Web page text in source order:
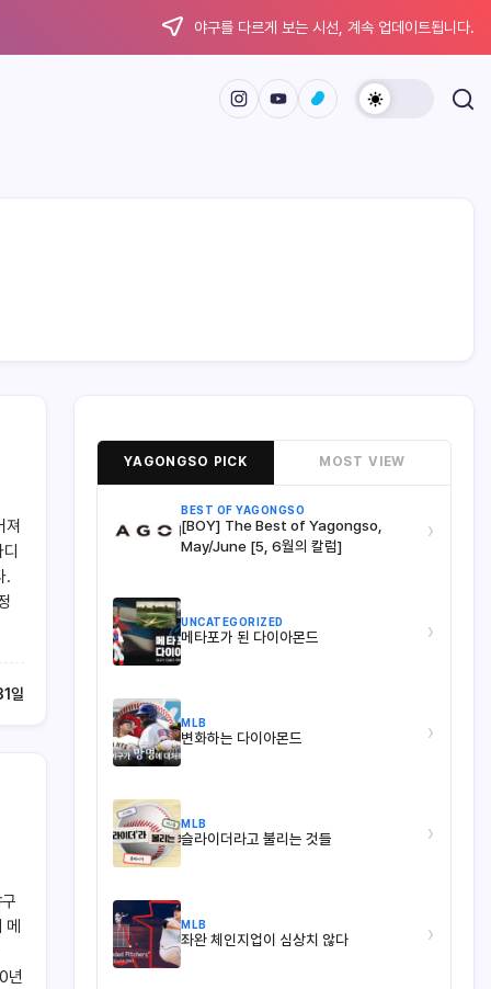
야구를 다르게 보는 시선, 계속 업데이트됩니다.
.
일
년
YAGONGSO PICK MOST VIEW
BEST OF YAGONGSO
[BOY] The Best of Yagongso,
May/June [5, 6월의 칼럼]
›
UNCATEGORIZED
메타포가 된 다이아몬드 ›
MLB
변화하는 다이아몬드 ›
MLB
슬라이더라고 불리는 것들 ›
MLB
좌완 체인지업이 심상치 않다 ›